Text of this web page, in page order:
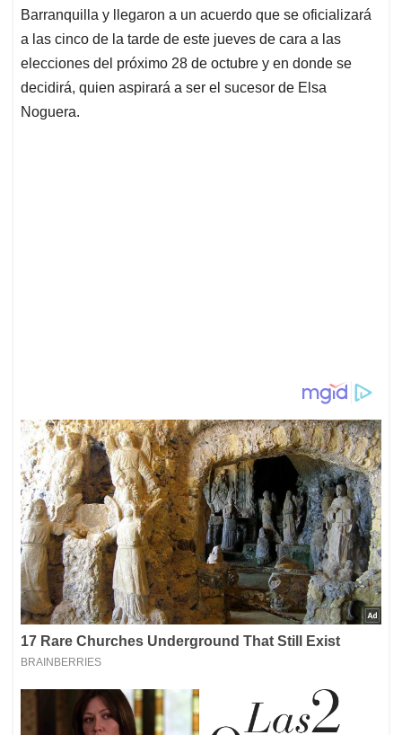
Barranquilla y llegaron a un acuerdo que se oficializará
a las cinco de la tarde de este jueves de cara a las
elecciones del próximo 28 de octubre y en donde se
decidirá, quien aspirará a ser el sucesor de Elsa
Noguera.